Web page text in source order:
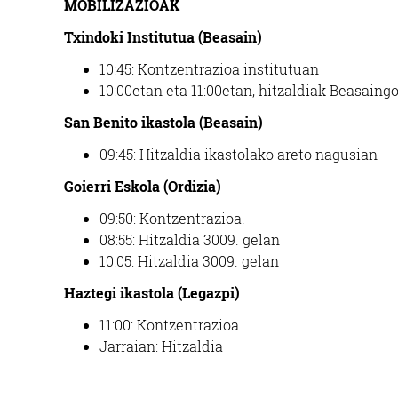
MOBILIZAZIOAK
Txindoki Institutua (Beasain)
10:45: Kontzentrazioa institutuan
10:00etan eta 11:00etan, hitzaldiak
San Benito ikastola (Beasain)
09:45: Hitzaldia ikastolako areto nagusian
Goierri Eskola (Ordizia)
09:50: Kontzentrazioa.
08:55: Hitzaldia 3009. gelan
10:05: Hitzaldia 3009. gelan
Haztegi ikastola (Legazpi)
11:00: Kontzentrazioa
Jarraian: Hitzaldia